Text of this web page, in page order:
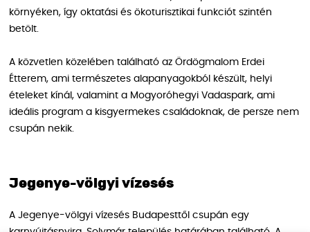
környéken, így oktatási és ökoturisztikai funkciót szintén
betölt.
A közvetlen közelében található az Ördögmalom Erdei
Étterem, ami természetes alapanyagokból készült, helyi
ételeket kínál, valamint a Mogyoróhegyi Vadaspark, ami
ideális program a kisgyermekes családoknak, de persze nem
csupán nekik.
Jegenye-völgyi vízesés
A Jegenye-völgyi vízesés Budapesttől csupán egy